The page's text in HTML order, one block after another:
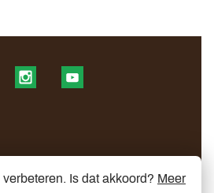
Facebook
Find us on InstagramFind us on YouTube
Is dat akkoord? Meer